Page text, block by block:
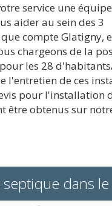
service une
aider au sein des 3
compte Glatigny,
chargeons de la
les 28
l'entretien de ces
pour l'installation
être obtenus sur
septique dans